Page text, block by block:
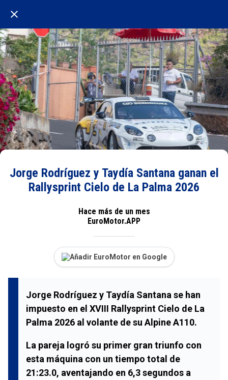
Jorge Rodríguez y Taydía Santana ganan el
Rallysprint Cielo de La Palma 2026
Hace más de un mes
EuroMotor.APP
Añadir EuroMotor en Google
Jorge Rodríguez y Taydía Santana se han
impuesto en el XVIII Rallysprint Cielo de La
Palma 2026 al volante de su Alpine A110.
La pareja logró su primer gran triunfo con
esta máquina con un tiempo total de
21:23.0, aventajando en 6,3 segundos a